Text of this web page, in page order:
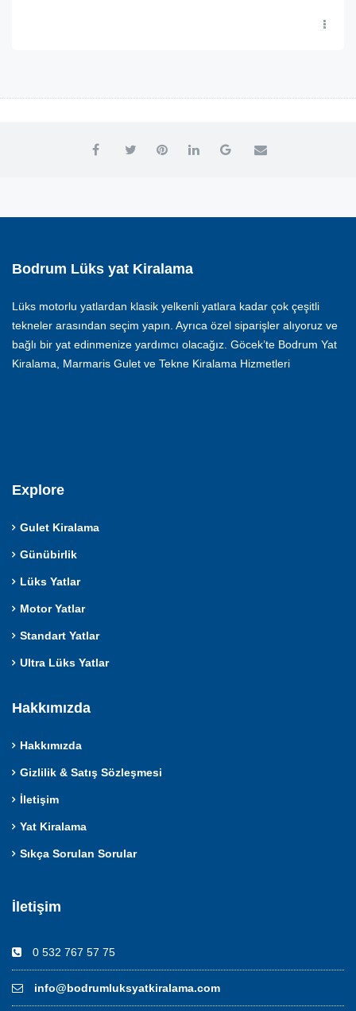
Bodrum Lüks yat Kiralama
Lüks motorlu yatlardan klasik yelkenli yatlara kadar çok çeşitli
tekneler arasından seçim yapın. Ayrıca özel siparişler alıyoruz ve
bağlı bir yat edinmenize yardımcı olacağız. Göcek’te Bodrum Yat
Kiralama, Marmaris Gulet ve Tekne Kiralama Hizmetleri
Explore
Gulet Kiralama
Günübirlik
Lüks Yatlar
Motor Yatlar
Standart Yatlar
Ultra Lüks Yatlar
Hakkımızda
Hakkımızda
Gizlilik & Satış Sözleşmesi
İletişim
Yat Kiralama
Sıkça Sorulan Sorular
İletişim
0 532 767 57 75
info@bodrumluksyatkiralama.com